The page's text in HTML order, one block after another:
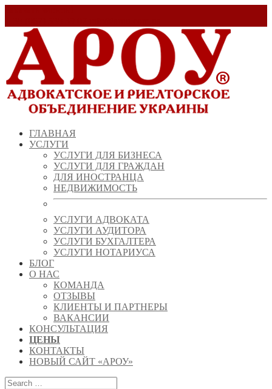
ГЛАВНАЯ
УСЛУГИ
УСЛУГИ ДЛЯ БИЗНЕСА
УСЛУГИ ДЛЯ ГРАЖДАН
ДЛЯ ИНОСТРАНЦА
НЕДВИЖИМОСТЬ
УСЛУГИ АДВОКАТА
УСЛУГИ АУДИТОРА
УСЛУГИ БУХГАЛТЕРА
УСЛУГИ НОТАРИУСА
БЛОГ
О НАС
КОМАНДА
ОТЗЫВЫ
КЛИЕНТЫ И ПАРТНЕРЫ
ВАКАНСИИ
КОНСУЛЬТАЦИЯ
ЦЕНЫ
КОНТАКТЫ
НОВЫЙ САЙТ «АРОУ»